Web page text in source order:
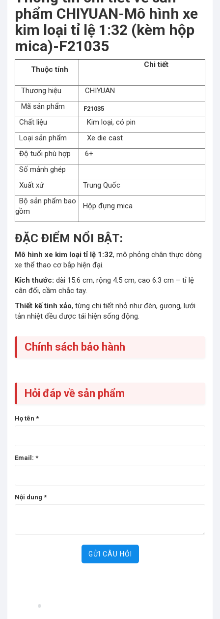
phẩm CHIYUAN-Mô hình xe
kim loại tỉ lệ 1:32 (kèm hộp
mica)-F21035
Thuộc tính
Chi tiết
Thương hiệu
CHIYUAN
Mã sản phẩm
F21035
Chất liệu
Kim loại, có pin
Loại sản phẩm
Xe die cast
Độ tuổi phù hợp
6+
Số mảnh ghép
Xuất xứ
Trung Quốc
Bộ sản phẩm bao
gồm
Hộp đựng mica
ĐẶC ĐIỂM NỔI BẬT:
Mô hình xe kim loại tỉ lệ 1:32, mô phỏng chân thực dòng
xe thể thao cơ bắp hiện đại.
Kích thước: dài 15.6 cm, rộng 4.5 cm, cao 6.3 cm – tỉ lệ
cân đối, cầm chắc tay.
Thiết kế tinh xảo, từng chi tiết nhỏ như đèn, gương, lưới
tản nhiệt đều được tái hiện sống động.
Chính sách bảo hành
Hỏi đáp về sản phẩm
Họ tên *
Email: *
Nội dung *
GỬI CÂU HỎI